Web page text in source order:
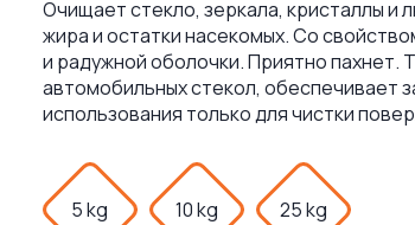
Очищает стекло, зеркала, кристаллы и
жира и остатки насекомых. Со
и радужной оболочки. Приятно
автомобильных стекол, обеспечивает
использования только для чистки
5 kg 10 kg 25 kg